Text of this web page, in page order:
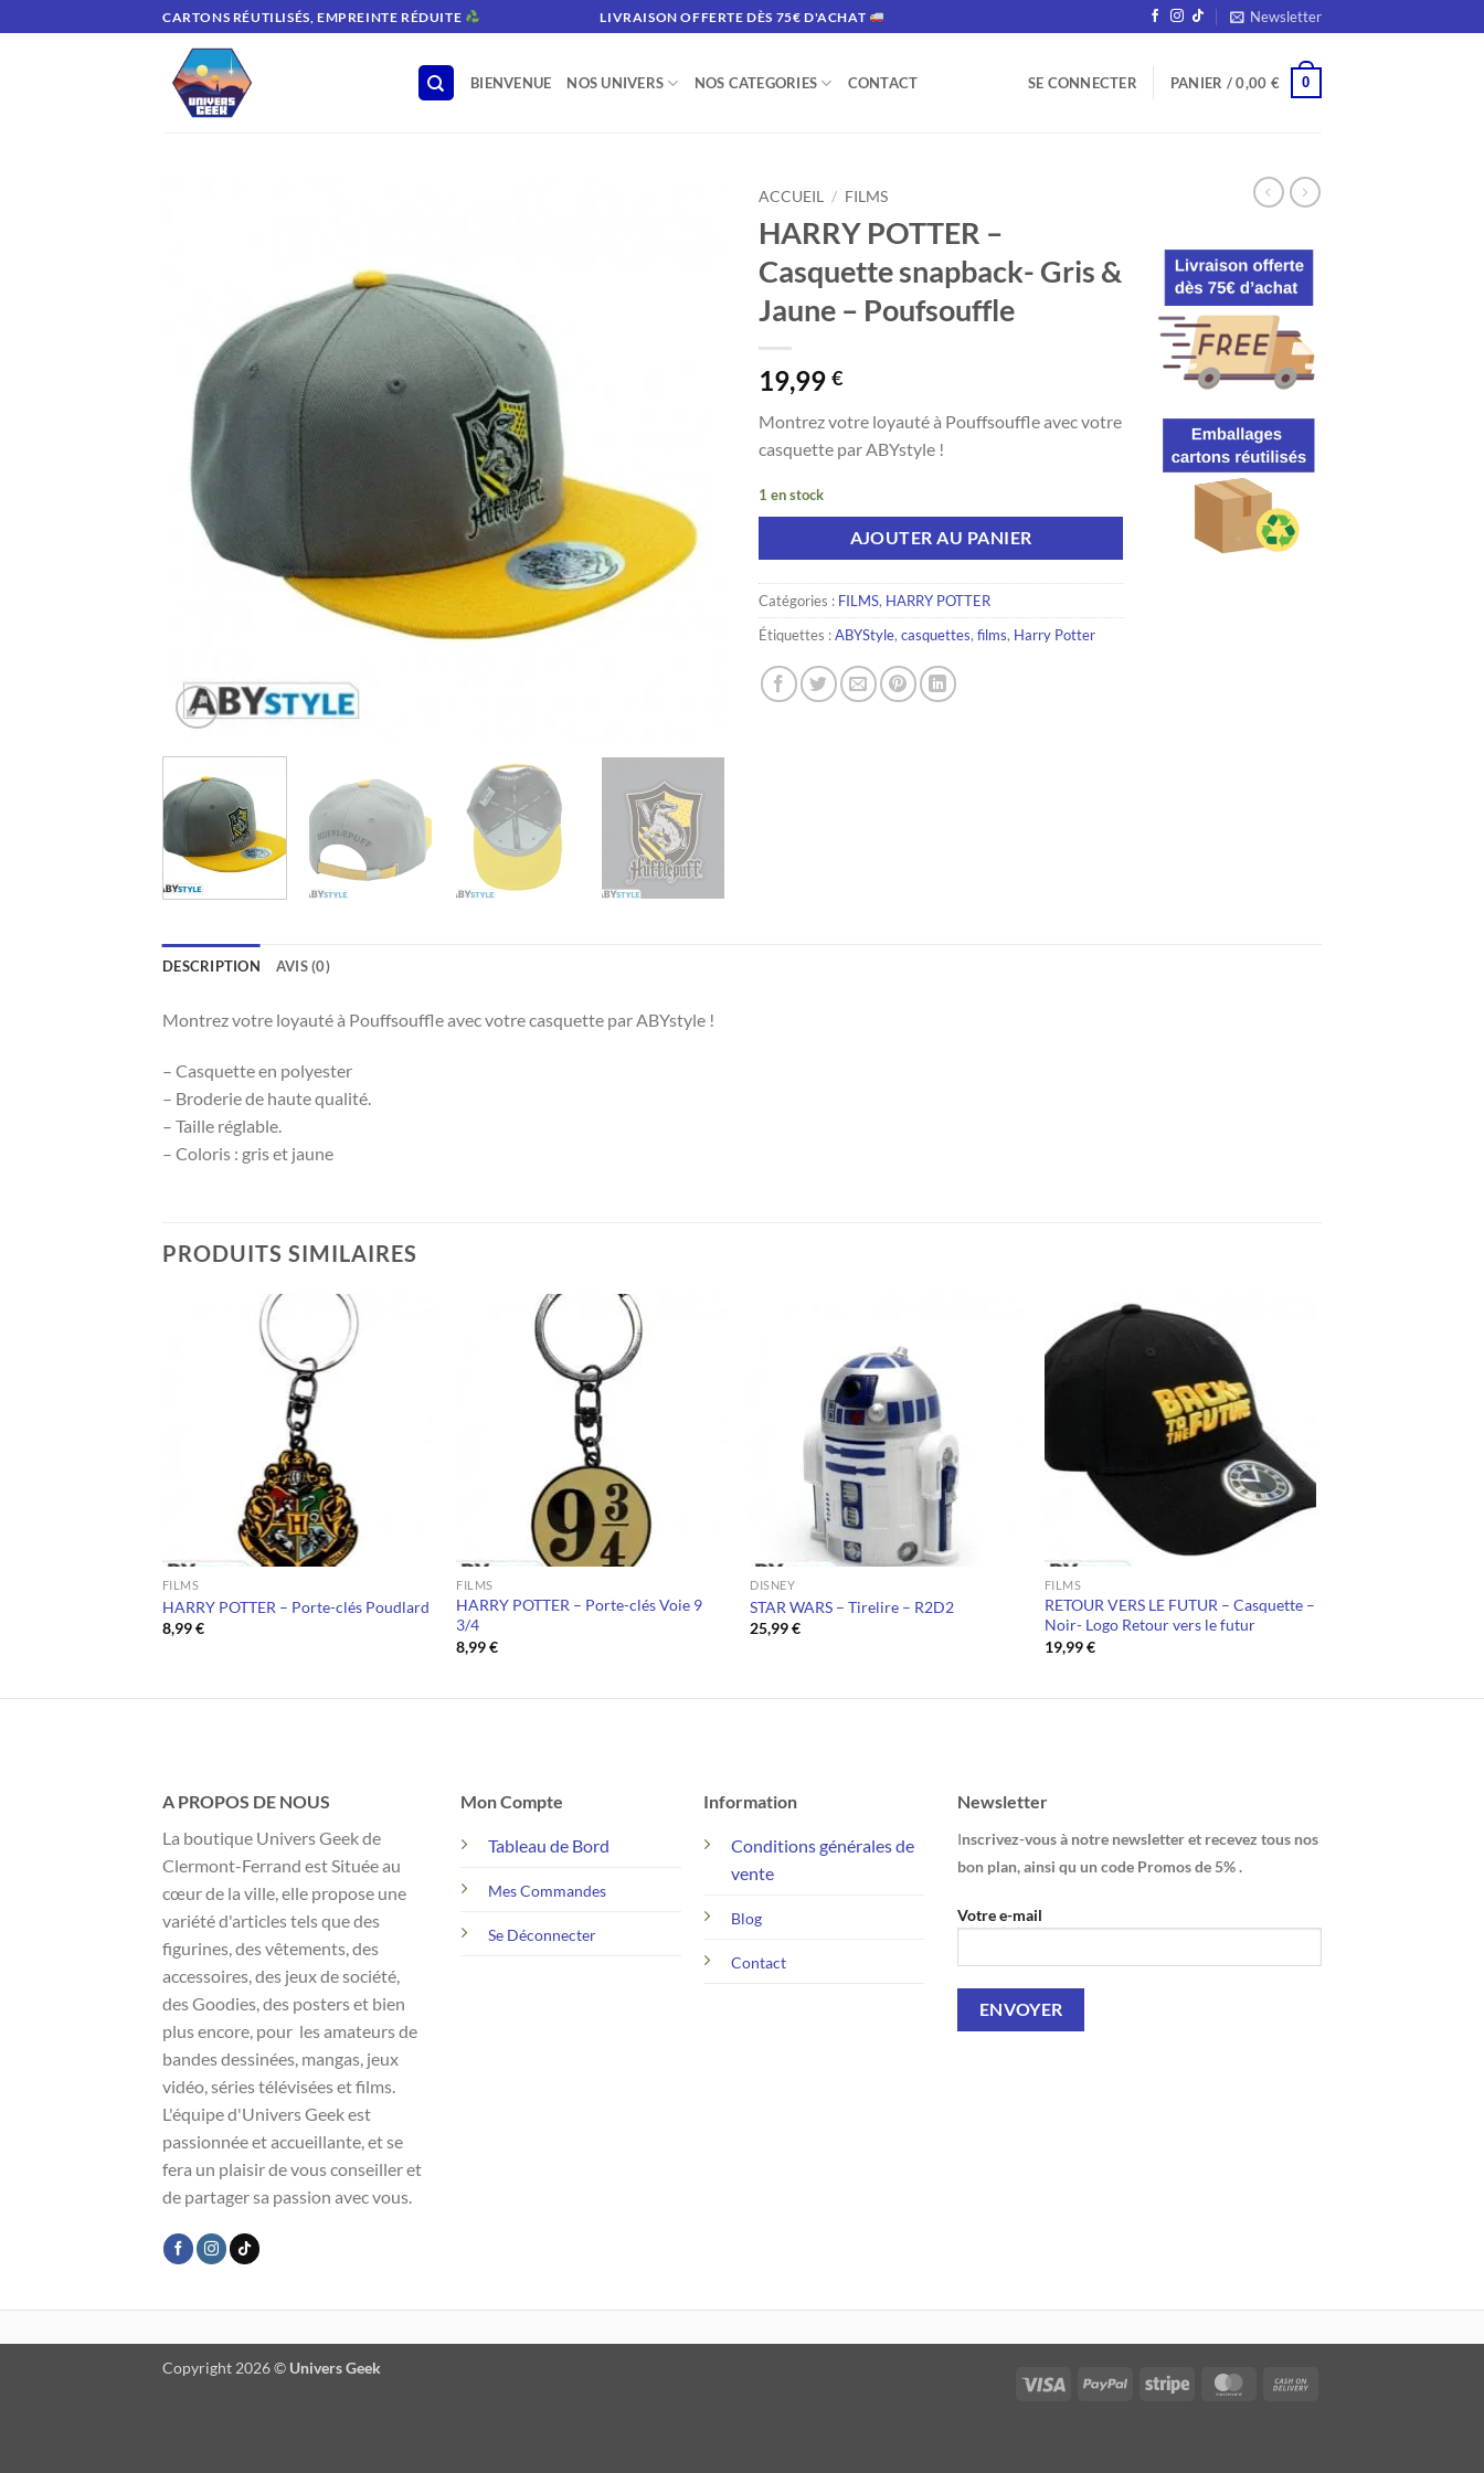
au
CARTONS RÉUTILISÉS, EMPREINTE RÉDUITE LIVRAISON OFFERTE DÈS 75€ D'ACHAT Newsletter
BIENVENUE NOS UNIVERS NOS CATEGORIES CONTACT SE CONNECTER PANIER /0,00 € 0
ACCUEIL / FILMS
HARRY POTTER –
Casquette snapback- Gris &
Jaune – Poufsouffle
19,99 €
Montrez votre loyauté à Pouffsouffle avec votre
casquette par ABYstyle !
1 en stock
AJOUTER AU PANIER
Catégories : FILMS, HARRY POTTER
Étiquettes :ABYStyle, casquettes, films, Harry Potter
DESCRIPTION AVIS (0)
Montrez votre loyauté à Pouffsouffle avec votre casquette par ABYstyle !
– Casquette en polyester
– Broderie de haute qualité.
– Taille réglable.
– Coloris : gris et jaune
PRODUITS SIMILAIRES
FILMS
HARRY POTTER – Porte-clés Poudlard
8,99€
FILMS
HARRY POTTER – Porte-clés Voie 9
3/4
8,99€
DISNEY
STAR WARS – Tirelire – R2D2
25,99€
FILMS
RETOUR VERS LE FUTUR – Casquette –
Noir- Logo Retour vers le futur
19,99€
A PROPOS DE NOUS
La boutique Univers Geek de
Clermont-Ferrand est Située au
cœur de la ville, elle propose une
variété d'articles tels que des
figurines, des vêtements, des
accessoires, des jeux de société,
des Goodies, des posters et bien
plus encore, pour les amateurs de
bandes dessinées, mangas, jeux
vidéo, séries télévisées et films.
L'équipe d'Univers Geek est
passionnée et accueillante, et se
fera un plaisir de vous conseiller et
de partager sa passion avec vous.
Mon Compte
Tableau de Bord
Mes Commandes
Se Déconnecter
Information
Conditions générales de
vente
Blog
Contact
Newsletter
Inscrivez-vous à notre newsletter et recevez tous nos
bon plan, ainsi qu un code Promos de 5% .
Votre e-mail
Visa PayPal Stripe MasterCard
Copyright 2026 © Univers Geek